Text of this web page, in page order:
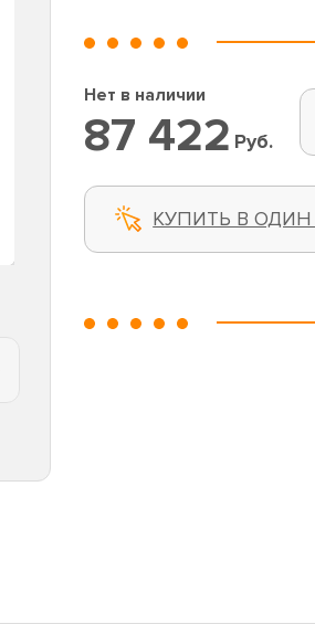
Нет в наличии
87 422 Руб.
КУПИТЬ В